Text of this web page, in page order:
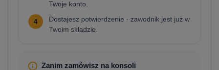
Twoje konto.
4
Dostajesz potwierdzenie - zawodnik jest już w
Twoim składzie.
Zanim zamówisz na konsoli